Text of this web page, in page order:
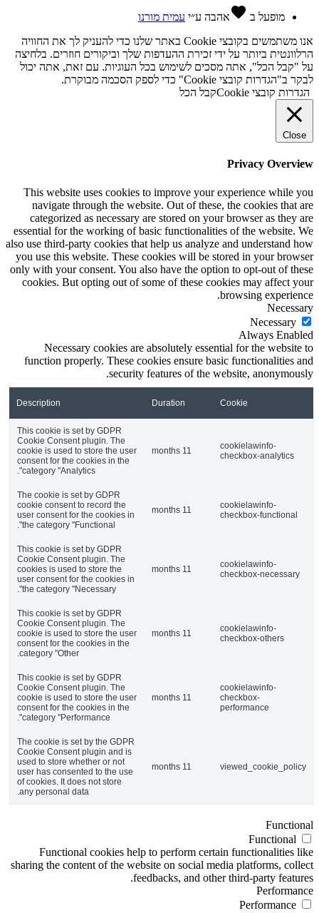
מופעל ב favoriteאהבה ע״י עמית מורנו
אנו משתמשים בקובצי Cookie באתר שלנו כדי להעניק לך את החוויה
הרלוונטית ביותר על ידי זכירת ההעדפות שלך וביקורים חוזרים. בלחיצה
על "קבל הכל", אתה מסכים לשימוש בכל העוגיות. עם זאת, אתה יכול
לבקר ב"הגדרות קובצי Cookie" כדי לספק הסכמה מבוקרת.
הגדרות קובצי Cookie
קבל הכל
Close
Privacy Overview
This website uses cookies to improve your experience while you
navigate through the website. Out of these, the cookies that are
categorized as necessary are stored on your browser as they are
essential for the working of basic functionalities of the website. We
also use third-party cookies that help us analyze and understand how
you use this website. These cookies will be stored in your browser
only with your consent. You also have the option to opt-out of these
cookies. But opting out of some of these cookies may affect your
browsing experience.
Necessary
Necessary
Always Enabled
Necessary cookies are absolutely essential for the website to
function properly. These cookies ensure basic functionalities and
security features of the website, anonymously.
Cookie
Duration
Description
cookielawinfo-
checkbox-analytics
11 months
This cookie is set by GDPR
Cookie Consent plugin. The
cookie is used to store the user
consent for the cookies in the
category "Analytics".
cookielawinfo-
checkbox-functional
11 months
The cookie is set by GDPR
cookie consent to record the
user consent for the cookies in
the category "Functional".
cookielawinfo-
checkbox-necessary
11 months
This cookie is set by GDPR
Cookie Consent plugin. The
cookies is used to store the
user consent for the cookies in
the category "Necessary".
cookielawinfo-
checkbox-others
11 months
This cookie is set by GDPR
Cookie Consent plugin. The
cookie is used to store the user
consent for the cookies in the
category "Other.
cookielawinfo-
checkbox-
performance
11 months
This cookie is set by GDPR
Cookie Consent plugin. The
cookie is used to store the user
consent for the cookies in the
category "Performance".
viewed_cookie_policy
11 months
The cookie is set by the GDPR
Cookie Consent plugin and is
used to store whether or not
user has consented to the use
of cookies. It does not store
any personal data.
Functional
Functional
Functional cookies help to perform certain functionalities like
sharing the content of the website on social media platforms, collect
feedbacks, and other third-party features.
Performance
Performance